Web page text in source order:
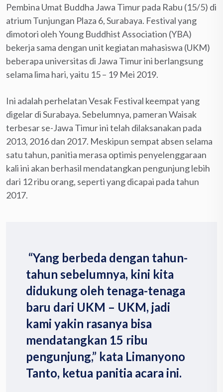
Pembina Umat Buddha Jawa Timur pada Rabu (15/5) di
atrium Tunjungan Plaza 6, Surabaya. Festival yang
dimotori oleh Young Buddhist Association (YBA)
bekerja sama dengan unit kegiatan mahasiswa (UKM)
beberapa universitas di Jawa Timur ini berlangsung
selama lima hari, yaitu 15 – 19 Mei 2019.
Ini adalah perhelatan Vesak Festival keempat yang
digelar di Surabaya. Sebelumnya, pameran Waisak
terbesar se-Jawa Timur ini telah dilaksanakan pada
2013, 2016 dan 2017. Meskipun sempat absen selama
satu tahun, panitia merasa optimis penyelenggaraan
kali ini akan berhasil mendatangkan pengunjung lebih
dari 12 ribu orang, seperti yang dicapai pada tahun
2017.
“Yang berbeda dengan tahun-
tahun sebelumnya, kini kita
didukung oleh tenaga-tenaga
baru dari UKM – UKM, jadi
kami yakin rasanya bisa
mendatangkan 15 ribu
pengunjung,” kata Limanyono
Tanto, ketua panitia acara ini.